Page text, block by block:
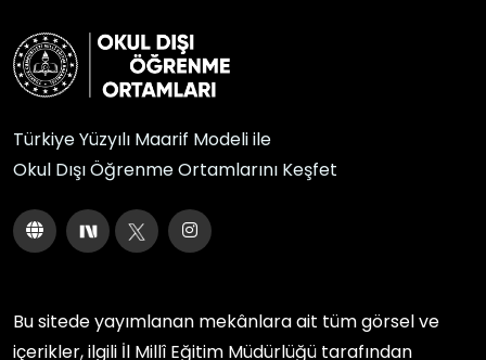
Türkiye Yüzyılı Maarif Modeli ile
Okul Dışı Öğrenme Ortamlarını Keşfet
Bu sitede yayımlanan mekânlara ait tüm görsel ve
içerikler, ilgili İl Millî Eğitim Müdürlüğü tarafından